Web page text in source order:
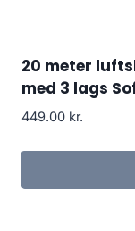
20 meter
med 3 lags
449.00 kr.